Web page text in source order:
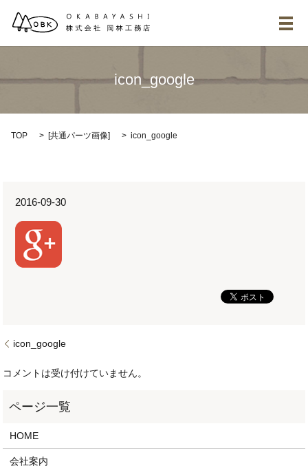
メ
icon_google
TOP [共通パーツ画像] icon_google
2016-09-30
icon_google
コメントは受け付けていません。
HOME
会社案内